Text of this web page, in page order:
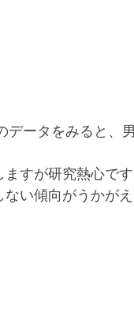
ータをみると、
すが研究熱心です
い傾向がうかがえ